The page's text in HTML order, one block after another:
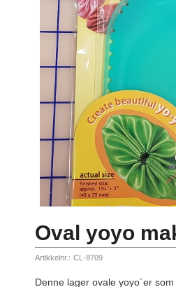
Oval yoyo
Artikkelnr.: CL-8709
Denne lager ovale yoyo´er